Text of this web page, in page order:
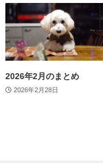
2026年2月のまとめ
2026年2月28日